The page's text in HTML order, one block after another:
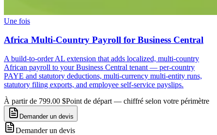
Une fois
Africa Multi-Country Payroll for Business Central
A build-to-order AL extension that adds localized, multi-country
African payroll to your Business Central tenant — per-country
PAYE and statutory deductions, multi-currency multi-entity runs,
statutory filing exports, and employee self-service payslips.
À partir de 799.00 $Point de départ — chiffré selon votre périmètre
Demander un devis
Demander un devis